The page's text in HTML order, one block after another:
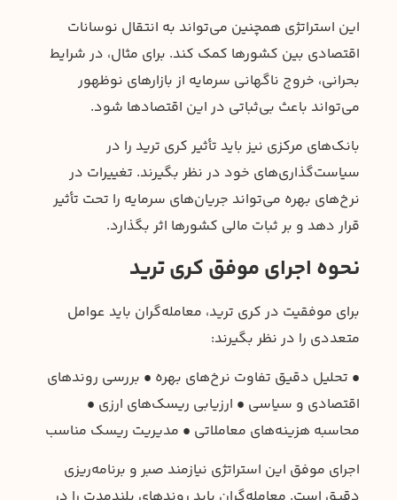
این استراتژی همچنین می‌تواند به انتقال نوسانات
اقتصادی بین کشورها کمک کند. برای مثال، در شرایط
بحرانی، خروج ناگهانی سرمایه از بازارهای نوظهور
می‌تواند باعث بی‌ثباتی در این اقتصادها شود.
بانک‌های مرکزی نیز باید تأثیر کری ترید را در
سیاست‌گذاری‌های خود در نظر بگیرند. تغییرات در
نرخ‌های بهره می‌تواند جریان‌های سرمایه را تحت تأثیر
قرار دهد و بر ثبات مالی کشورها اثر بگذارد.
نحوه اجرای موفق کری ترید
برای موفقیت در کری ترید، معامله‌گران باید عوامل
متعددی را در نظر بگیرند:
• تحلیل دقیق تفاوت نرخ‌های بهره • بررسی روندهای
اقتصادی و سیاسی • ارزیابی ریسک‌های ارزی •
محاسبه هزینه‌های معاملاتی • مدیریت ریسک مناسب
اجرای موفق این استراتژی نیازمند صبر و برنامه‌ریزی